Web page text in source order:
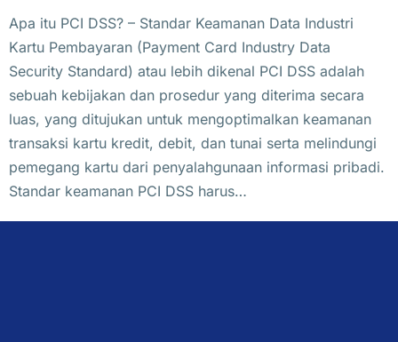
Apa itu PCI DSS? – Standar Keamanan Data Industri
Kartu Pembayaran (Payment Card Industry Data
Security Standard) atau lebih dikenal PCI DSS adalah
sebuah kebijakan dan prosedur yang diterima secara
luas, yang ditujukan untuk mengoptimalkan keamanan
transaksi kartu kredit, debit, dan tunai serta melindungi
pemegang kartu dari penyalahgunaan informasi pribadi.
Standar keamanan PCI DSS harus…